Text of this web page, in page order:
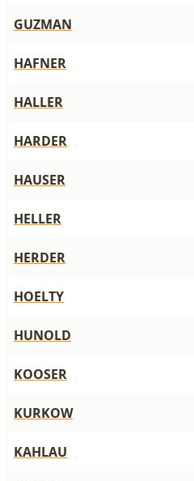
GUZMAN
HAFNER
HALLER
HARDER
HAUSER
HELLER
HERDER
HOELTY
HUNOLD
KOOSER
KURKOW
KAHLAU